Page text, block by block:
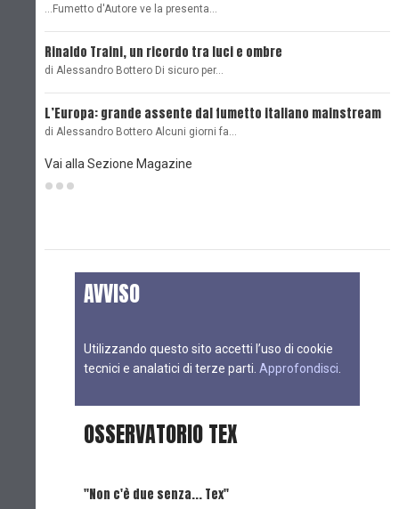
...Fumetto d'Autore ve la presenta…
Rinaldo Traini, un ricordo tra luci e ombre
di Alessandro Bottero Di sicuro per…
L’Europa: grande assente dal fumetto italiano mainstream
di Alessandro Bottero Alcuni giorni fa…
Vai alla Sezione Magazine
AVVISO
Utilizzando questo sito accetti l’uso di cookie
tecnici e analatici di terze parti. Approfondisci
OSSERVATORIO TEX
"Non c'è due senza... Tex"